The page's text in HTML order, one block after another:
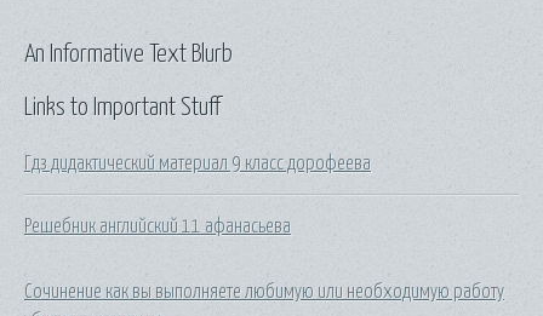
Links to Important Stuff
Гдз дидактический материал 9 класс дорофеева
Решебник английский 11 афанасьева
Сочинение как вы выполняете любимую или необходимую работу
An Informative Text Blurb